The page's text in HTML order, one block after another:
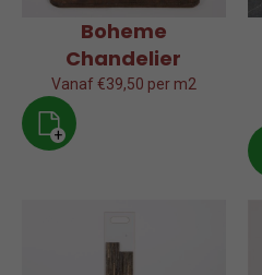
Boheme
Chandelier
Vanaf €39,50 per m2
+